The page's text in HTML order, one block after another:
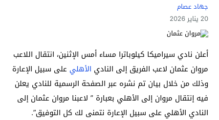
جهاد عصام
20 يناير 2026
أعلن نادي سيراميكا كيلوباترا مساء أمس الإثنين، انتقال اللاعب
مروان عثمان لاعب الفريق إلى النادي الأهلي على سبيل الإعارة
وذلك من خلال بيان تم نشره عبر الصفحة الرسمية للنادي يعلن
فيه إنتقال مروان إلى الأهلي بعبارة ” لاعبنا مروان عثمان إلى
النادي الأهلي على سبيل الإعارة نتمنى لك كل التوفيق”.